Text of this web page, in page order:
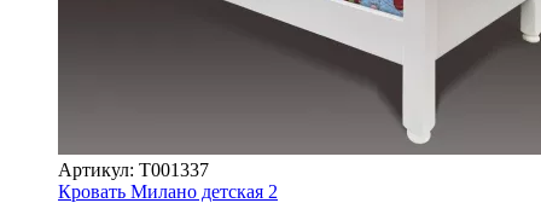
Артикул: Т001337
Кровать Милано детская 2